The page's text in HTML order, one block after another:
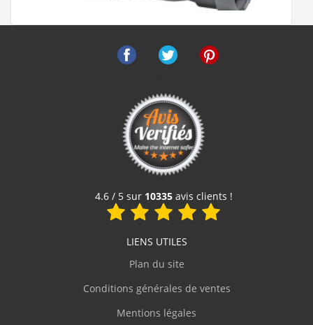
Bonde de douche SLIM+ extra-plate
Voir le produit
4.6 / 5 sur 10335avis clients !
LIENS UTILES
Plan du site
Conditions générales de ventes
Mentions légales